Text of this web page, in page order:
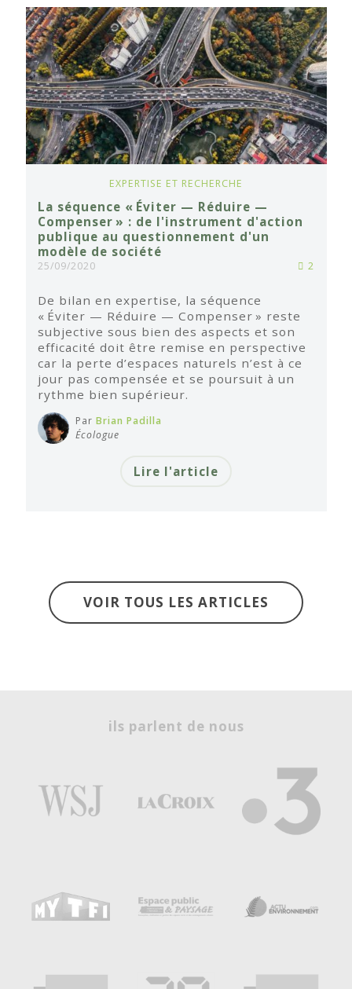
EXPERTISE ET RECHERCHE
La séquence « Éviter — Réduire —
Compenser » : de l'instrument d'action
publique au questionnement d'un
modèle de société
25/09/2020 2
De bilan en expertise, la séquence
« Éviter — Réduire — Compenser » reste
subjective sous bien des aspects et son
efficacité doit être remise en perspective
car la perte d’espaces naturels n’est à ce
jour pas compensée et se poursuit à un
rythme bien supérieur.
Par Brian Padilla
Écologue
Lire l'article
VOIR TOUS LES ARTICLES
ils parlent de nous